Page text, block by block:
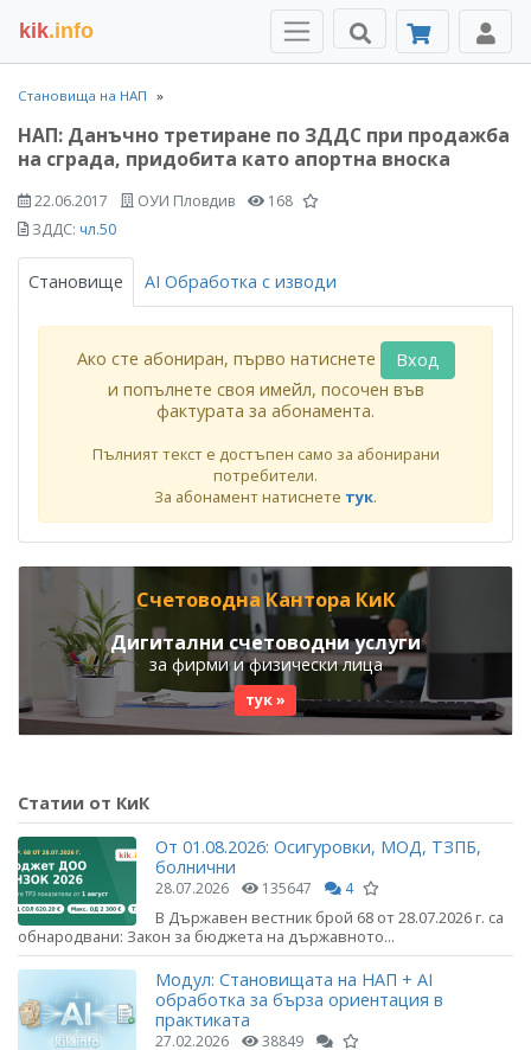
kik.info
Становища на НАП
НАП: Данъчно третиране по ЗДДС при продажба
на сграда, придобита като апортна вноска
22.06.2017 ОУИ Пловдив
168
ЗДДС: чл.50
Становище AI Обработка с изводи
Ако сте абониран, първо натиснете
Вход
и попълнете своя имейл, посочен във
фактурата за абонамента.
Пълният текст е достъпен само за абонирани
потребители.
За абонамент натиснете тук.
Счетоводна Кантора КиК
Дигитални счетоводни услуги
за фирми и физически лица
тук »
Статии от КиК
От 01.08.2026: Осигуровки, МОД, ТЗПБ,
болнични
28.07.2026 135647 4
В Държавен вестник брой 68 от 28.07.2026 г. са
обнародвани: Закон за бюджета на държавното...
Модул: Становищата на НАП + AI
обработка за бърза ориентация в
практиката
27.02.2026 38849